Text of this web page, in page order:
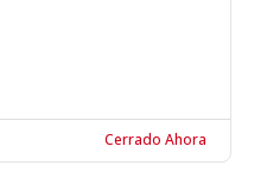
Cerrado Ahora